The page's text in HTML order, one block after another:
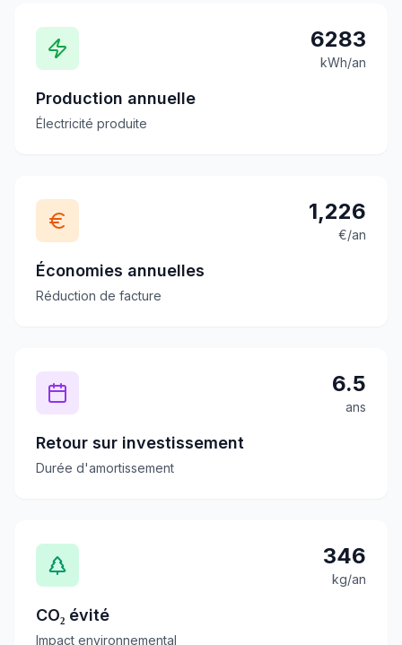
6283
kWh/an
Production annuelle
Électricité produite
1,226
€/an
Économies annuelles
Réduction de facture
6.5
ans
Retour sur investissement
Durée d'amortissement
346
kg/an
CO₂ évité
Impact environnemental